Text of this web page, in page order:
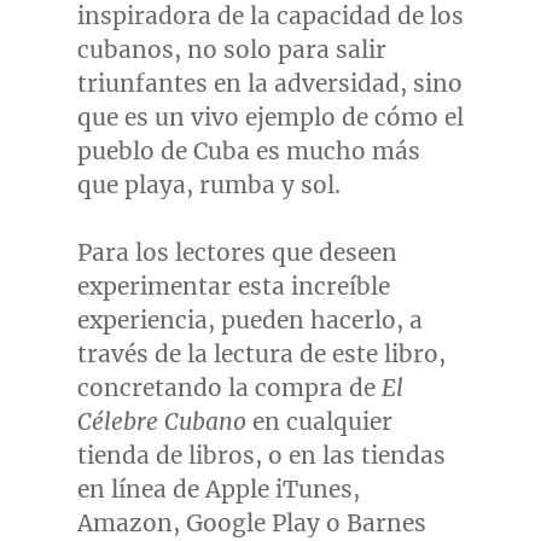
inspiradora de la capacidad de los
cubanos, no solo para salir
triunfantes en la adversidad, sino
que es un vivo ejemplo de cómo el
pueblo de Cuba es mucho más
que playa, rumba y sol.
Para los lectores que deseen
experimentar esta increíble
experiencia, pueden hacerlo, a
través de la lectura de este libro,
concretando la compra de El
Célebre Cubano en cualquier
tienda de libros, o en las tiendas
en línea de Apple iTunes,
Amazon, Google Play o Barnes